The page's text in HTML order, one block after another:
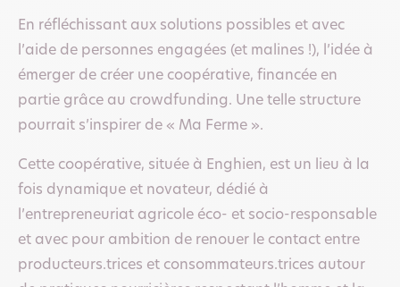
En réfléchissant aux solutions possibles et avec
l’aide de personnes engagées (et malines !), l’idée à
émerger de créer une coopérative, financée en
partie grâce au crowdfunding. Une telle structure
pourrait s’inspirer de « Ma Ferme ».
Cette coopérative, située à Enghien, est un lieu à la
fois dynamique et novateur, dédié à
l’entrepreneuriat agricole éco- et socio-responsable
et avec pour ambition de renouer le contact entre
producteurs.trices et consommateurs.trices autour